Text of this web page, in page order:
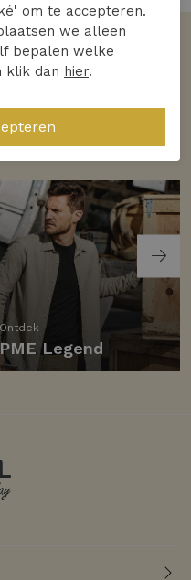
Ontdek
PME Legend
om te accepteren.
we alleen
bepalen welke
klik dan hier.